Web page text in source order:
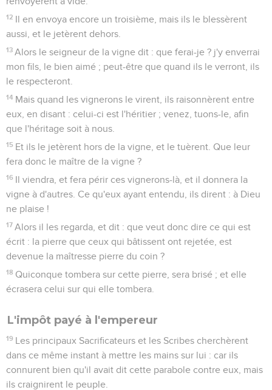
12 Il en envoya encore un troisième, mais ils le blessèrent
aussi, et le jetèrent dehors.
13 Alors le seigneur de la vigne dit : que ferai-je ? j'y enverrai
mon fils, le bien aimé ; peut-être que quand ils le verront, ils
le respecteront.
14 Mais quand les vignerons le virent, ils raisonnèrent entre
eux, en disant : celui-ci est l'héritier ; venez, tuons-le, afin
que l'héritage soit à nous.
15 Et ils le jetèrent hors de la vigne, et le tuèrent. Que leur
fera donc le maître de la vigne ?
16 Il viendra, et fera périr ces vignerons-là, et il donnera la
vigne à d'autres. Ce qu'eux ayant entendu, ils dirent : à Dieu
ne plaise !
17 Alors il les regarda, et dit : que veut donc dire ce qui est
écrit : la pierre que ceux qui bâtissent ont rejetée, est
devenue la maîtresse pierre du coin ?
18 Quiconque tombera sur cette pierre, sera brisé ; et elle
écrasera celui sur qui elle tombera.
L'impôt payé à l'empereur
19 Les principaux Sacrificateurs et les Scribes cherchèrent
dans ce même instant à mettre les mains sur lui : car ils
connurent bien qu'il avait dit cette parabole contre eux, mais
ils craignirent le peuple.